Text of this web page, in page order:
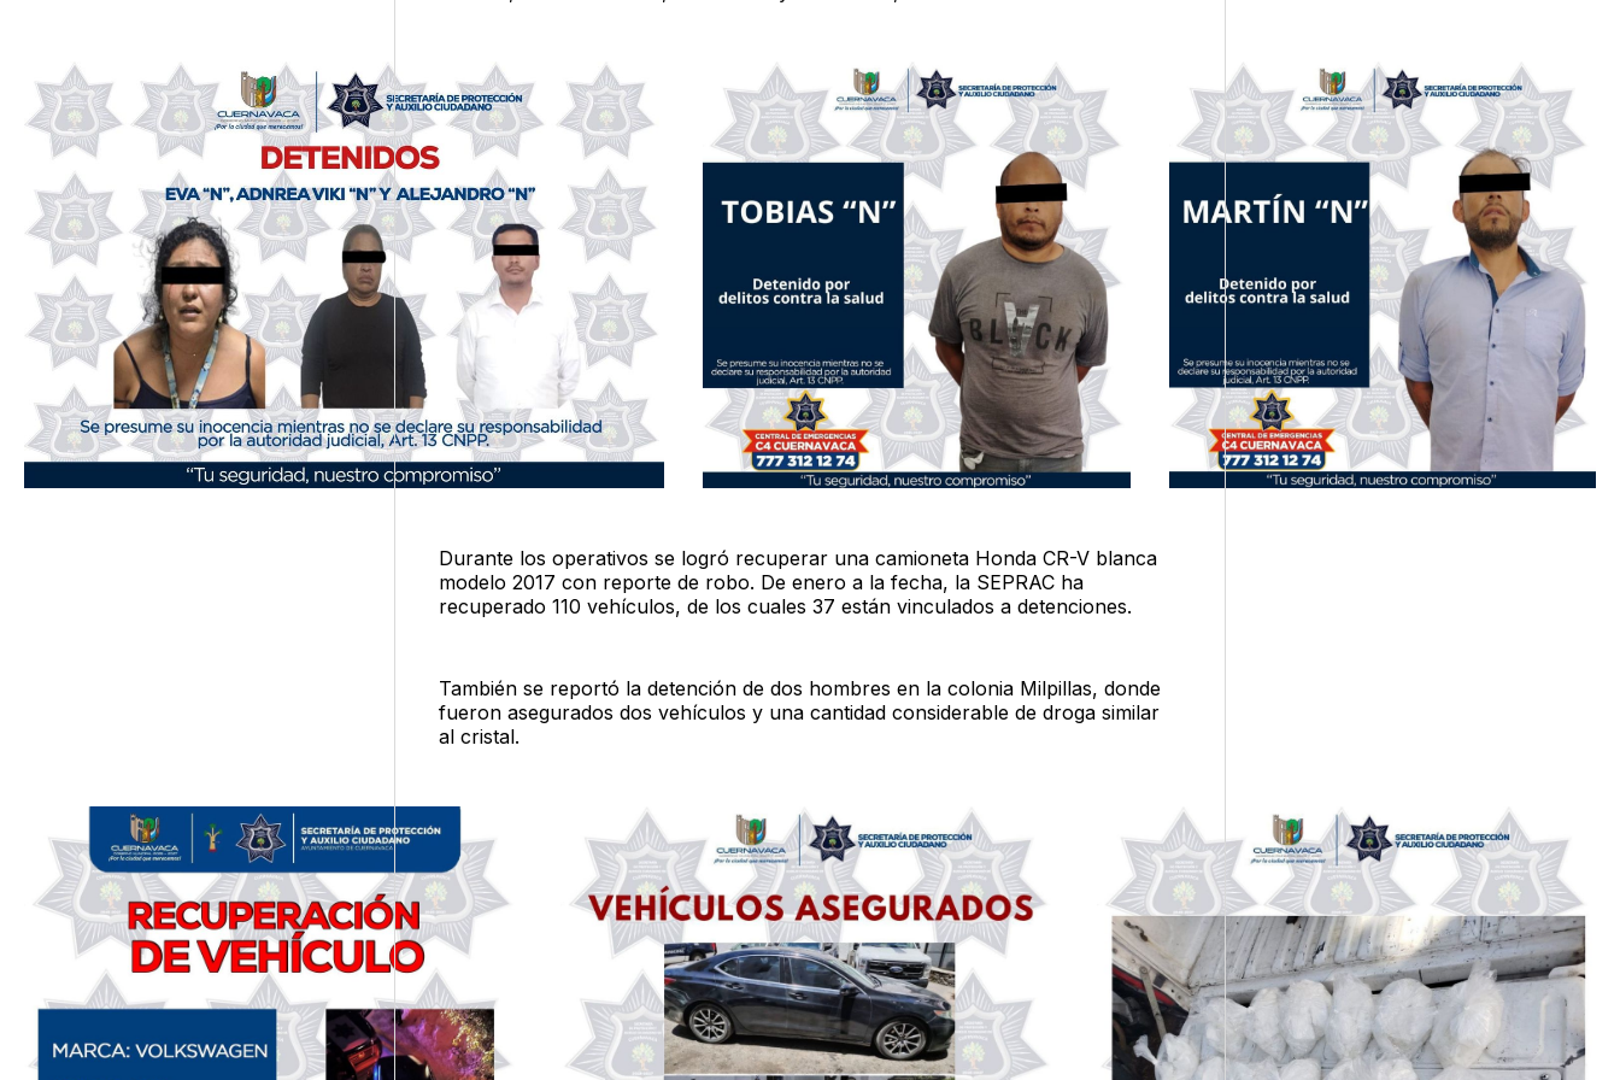
Durante los operativos se logró recuperar una camioneta Honda CR-V blanca
modelo 2017 con reporte de robo. De enero a la fecha, la SEPRAC ha
recuperado 110 vehículos, de los cuales 37 están vinculados a detenciones.
También se reportó la detención de dos hombres en la colonia Milpillas, donde
fueron asegurados dos vehículos y una cantidad considerable de droga similar
al cristal.